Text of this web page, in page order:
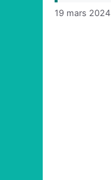
19 mars 2024